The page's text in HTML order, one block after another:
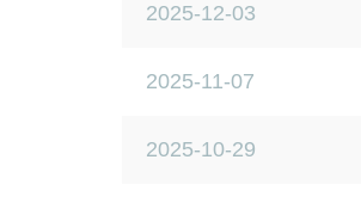
2025-12-03
2025-11-07
2025-10-29